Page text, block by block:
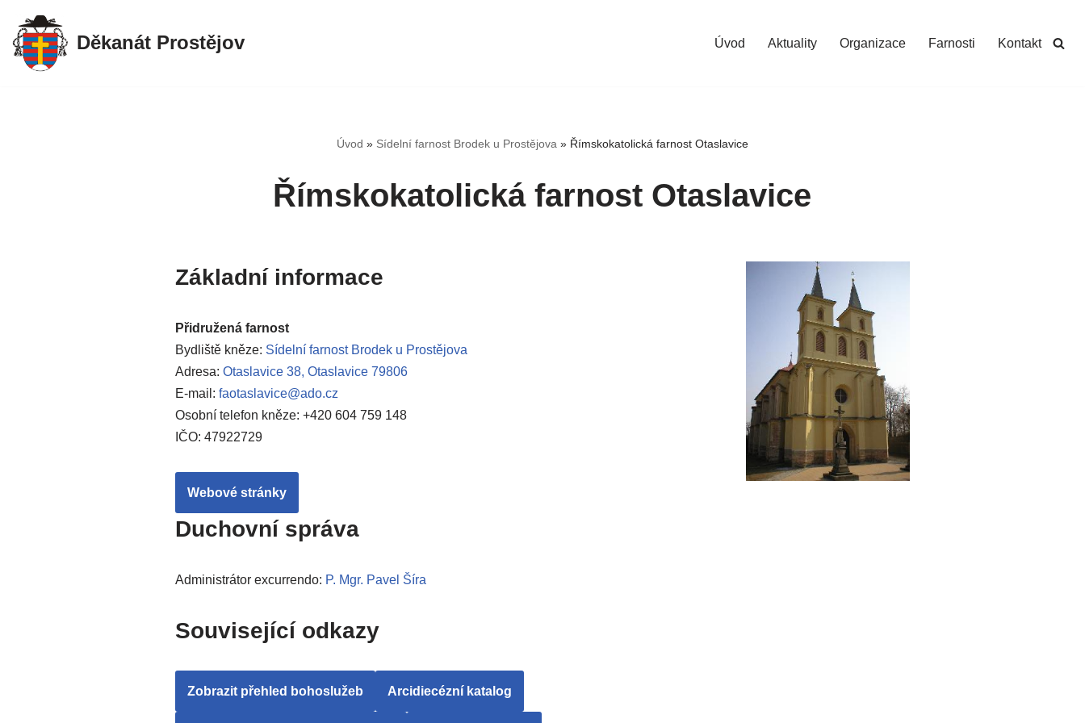
Přeskočit
na
Děkanát Prostějov Úvod Aktuality Organizace Farnosti Kontakt
Úvod » Sídelní farnost Brodek u Prostějova » Římskokatolická farnost Otaslavice
Římskokatolická farnost Otaslavice
Základní informace
Přidružená farnost
Bydliště kněze: Sídelní farnost Brodek u Prostějova
Adresa: Otaslavice 38, Otaslavice 79806
E-mail: faotaslavice@ado.cz
Osobní telefon kněze: +420 604 759 148
IČO: 47922729
Webové stránky
Duchovní správa
Administrátor excurrendo: P. Mgr. Pavel Šíra
Související odkazy
Zobrazit přehled bohoslužeb Arcidiecézní katalog